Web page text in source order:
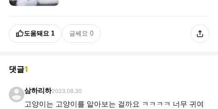
도움돼요 1 글쎄요 0
댓글1
삼하리하2023.08.30
고양이는 고양이를 알아보는 걸까요 ㅋㅋㅋㅋ 너무 귀여